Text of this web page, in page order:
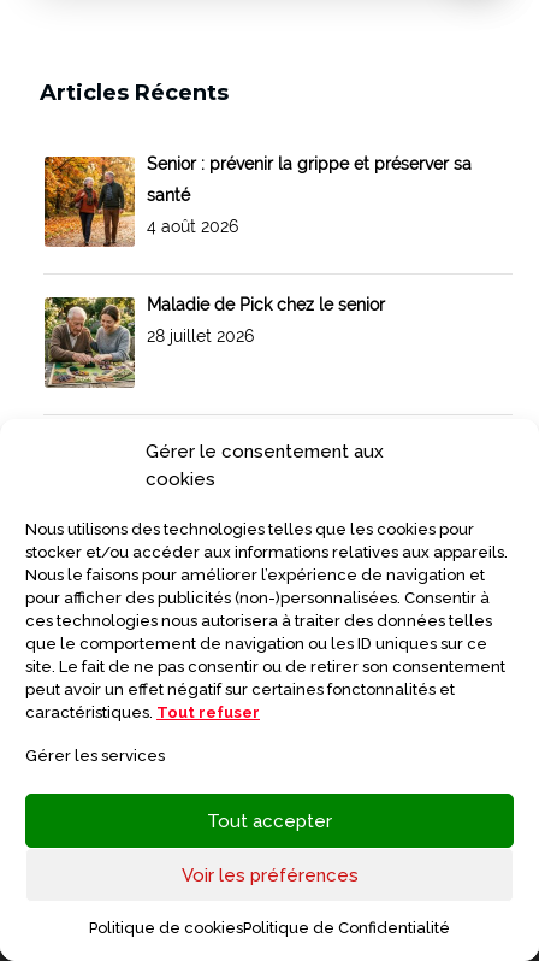
Gérer le consentement aux
cookies
Nous utilisons des technologies telles que les cookies pour
stocker et/ou accéder aux informations relatives aux appareils.
Nous le faisons pour améliorer l’expérience de navigation et
pour afficher des publicités (non-)personnalisées. Consentir à
ces technologies nous autorisera à traiter des données telles
que le comportement de navigation ou les ID uniques sur ce
site. Le fait de ne pas consentir ou de retirer son consentement
peut avoir un effet négatif sur certaines fonctonnalités et
caractéristiques. Tout refuser
Gérer les services
Tout accepter
Voir les préférences
Politique de cookiesPolitique de Confidentialité
Articles Récents
Senior : prévenir la grippe et préserver sa
santé
4 août 2026
Maladie de Pick chez le senior
28 juillet 2026
Luminothérapie : le guide pour comprendre
son fonctionnement
Anosognosie : comment la prendre en charge
?
4 juin 2026
2 juin 2026